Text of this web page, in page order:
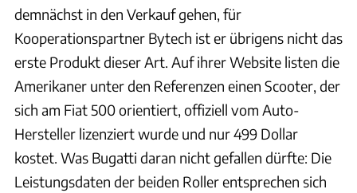
demnächst in den Verkauf gehen, für
Kooperationspartner Bytech ist er übrigens nicht das
erste Produkt dieser Art. Auf ihrer Website listen die
Amerikaner unter den Referenzen einen Scooter, der
sich am Fiat 500 orientiert, offiziell vom Auto-
Hersteller lizenziert wurde und nur 499 Dollar
kostet. Was Bugatti daran nicht gefallen dürfte: Die
Leistungsdaten der beiden Roller entsprechen sich